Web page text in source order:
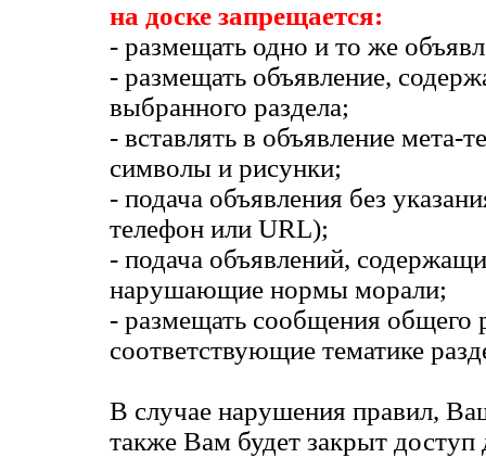
на доске запрещается:
- размещать одно и то же
- размещать объявление,
выбранного раздела;
- вставлять в объявление
символы и рисунки;
- подача объявления без
телефон или URL);
- подача объявлений,
нарушающие нормы морали;
- размещать сообщения общего
соответствующие тематике
В случае нарушения правил,
также Вам будет закрыт